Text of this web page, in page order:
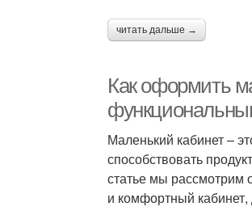
читать дальше →
Как оформить
Маленький кабинет –
способствовать
статье мы рассмотрим
и комфортный кабинет,